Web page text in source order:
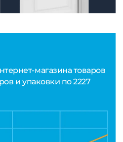
магазина товаров
и упаковки по 2227